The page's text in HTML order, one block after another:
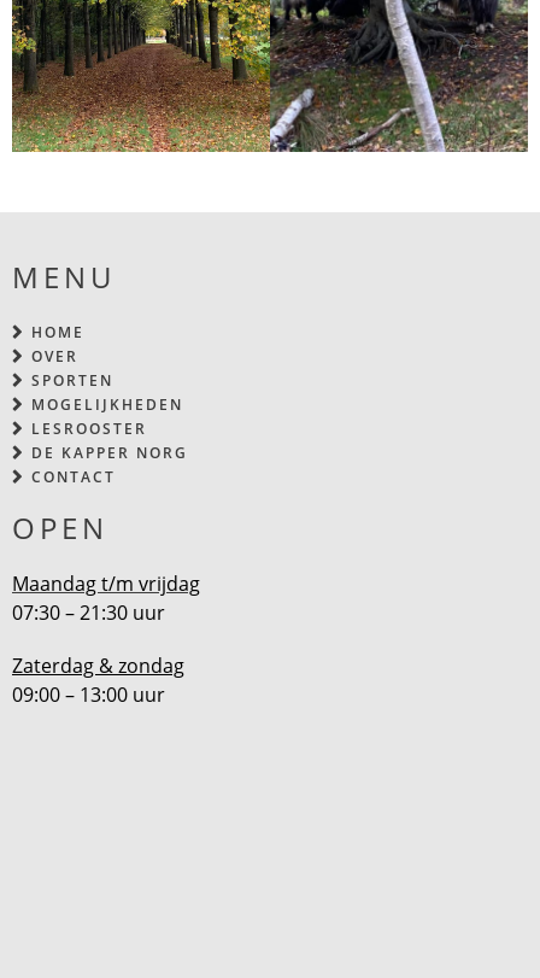
MENU
HOME
OVER
SPORTEN
MOGELIJKHEDEN
LESROOSTER
DE KAPPER NORG
CONTACT
OPEN
Maandag t/m vrijdag
07:30 – 21:30 uur
Zaterdag & zondag
09:00 – 13:00 uur